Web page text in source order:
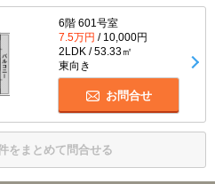
6階 601号室
7.5万円 / 10,000円
2LDK / 53.33㎡
東向き
お問合せ
をまとめて問合せる